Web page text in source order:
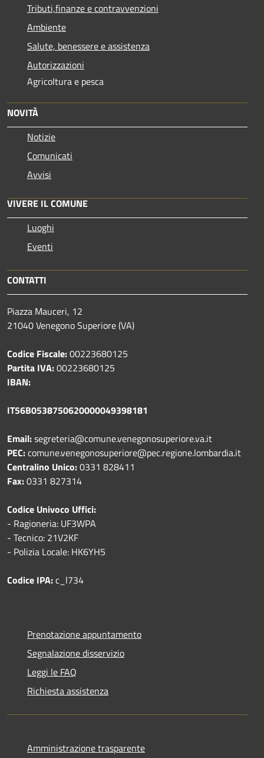
Tributi,finanze e contravvenzioni
Ambiente
Salute, benessere e assistenza
Autorizzazioni
Agricoltura e pesca
NOVITÀ
Notizie
Comunicati
Avvisi
VIVERE IL COMUNE
Luoghi
Eventi
CONTATTI
Piazza Mauceri, 12
21040 Venegono Superiore (VA)
Codice Fiscale:00223680125
Partita IVA:00223680125
IBAN:
IT56B0538750620000049398181
Email:segreteria@comune.venegonosuperiore.va.it
PEC:comune.venegonosuperiore@pec.regione.lombardia.it
Centralino Unico:0331 828411
Fax:0331 827314
Codice Univoco Uffici:
- Ragioneria: UF3WPA
- Tecnico: 21V2KF
- Polizia Locale: HK6YH5
Codice IPA:c_l734
Prenotazione appuntamento
Segnalazione disservizio
Leggi le FAQ
Richiesta assistenza
Amministrazione trasparente